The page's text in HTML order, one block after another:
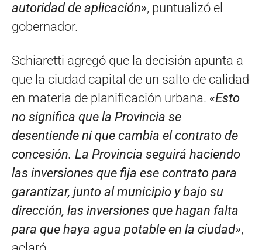
autoridad de aplicación», puntualizó el
gobernador.
Schiaretti agregó que la decisión apunta a
que la ciudad capital de un salto de calidad
en materia de planificación urbana. «Esto
no significa que la Provincia se
desentiende ni que cambia el contrato de
concesión. La Provincia seguirá haciendo
las inversiones que fija ese contrato para
garantizar, junto al municipio y bajo su
dirección, las inversiones que hagan falta
para que haya agua potable en la ciudad»,